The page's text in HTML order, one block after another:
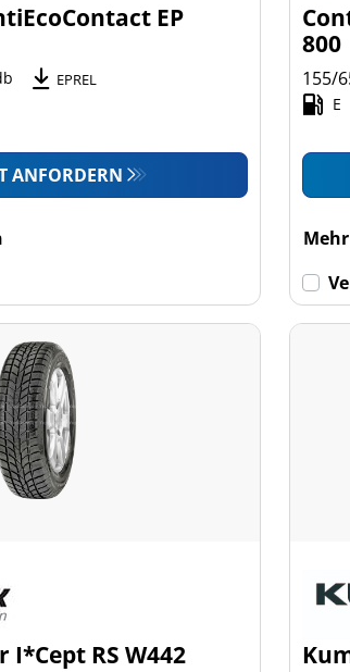
EP
EPREL
ANFORDERN
800
155/
E
RS W442